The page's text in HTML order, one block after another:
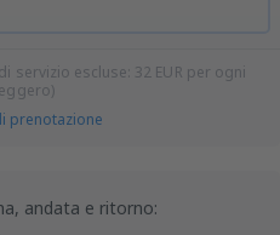
servizio escluse: 32 EUR per ogni
prenotazione
andata e ritorno: